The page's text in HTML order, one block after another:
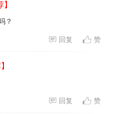
】
？
回复 赞
回复 赞